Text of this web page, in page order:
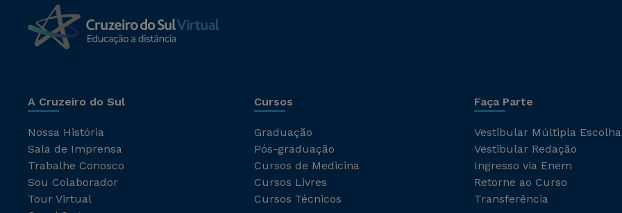
A Cruzeiro do Sul
Nossa História
Sala de Imprensa
Trabalhe Conosco
Sou Colaborador
Tour Virtual
Cursos
Graduação
Pós-graduação
Cursos de Medicina
Cursos Livres
Cursos Técnicos
Faça Parte
Vestibular Múltipla Escolha
Vestibular Redação
Ingresso via Enem
Retorne ao Curso
Transferência